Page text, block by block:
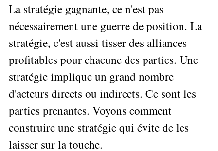
▶
Tous
articles
»»»
▶
Innover
en
équipe
L'Innovation
et
outils
la
Qualité
Le
Supply
Chain
Tous
articles
Organiser
»»»
Gestion
risques
▶
les
Projet
L'Efficacité
Manager
Comment
Tableau
avec
Excel
Tous
articles
Mesurer
»»»
▶
les
Entrepreneur
son
Entreprise
Le
métier
de
freelance
▶
d'Entrepreneur
▶
Les
7
pour
réussir
s'auto-
évaluer ?
Tous
articles
Se
La stratégie gagnante, ce n'est pas
nécessairement une guerre de position. La
stratégie, c'est aussi tisser des alliances
profitables pour chacune des parties. Une
stratégie implique un grand nombre
d'acteurs directs ou indirects. Ce sont les
parties prenantes. Voyons comment
construire une stratégie qui évite de les
laisser sur la touche.